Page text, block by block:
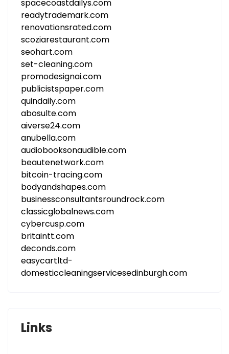
spacecoastdailys.com
readytrademark.com
renovationsrated.com
scoziarestaurant.com
seohart.com
set-cleaning.com
promodesignai.com
publicistspaper.com
quindaily.com
abosulte.com
aiverse24.com
anubella.com
audiobooksonaudible.com
beautenetwork.com
bitcoin-tracing.com
bodyandshapes.com
businessconsultantsroundrock.com
classicglobalnews.com
cybercusp.com
britaintt.com
deconds.com
easycartltd-
domesticcleaningservicesedinburgh.com
Links